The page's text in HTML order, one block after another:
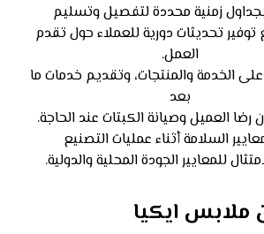
بجداول زمنية محددة لتفصيل وتسليم
توفير تحديثات دورية للعملاء حول تقدم
العمل.
الخدمة والمنتجات، وتقديم خدمات ما
بعد
رضا العميل وصيانة الكبتات عند الحاجة.
السلامة أثناء عمليات التصنيع
للمعايير الجودة المحلية والدولية.
ملابس ايكيا